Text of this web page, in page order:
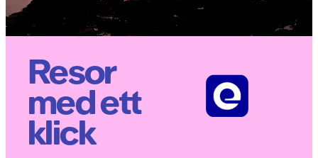
Resor
med ett
klick